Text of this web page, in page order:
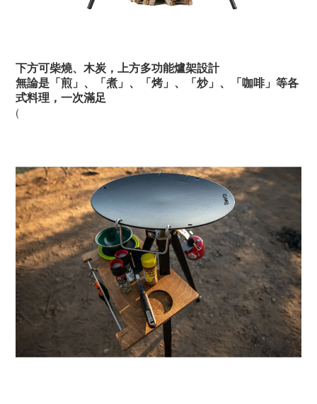
下方可柴燒、木炭，上方多功能爐架設計
無論是「煎」、「煮」、「烤」、「炒」、「咖啡」等各
式料理，一次滿足
(